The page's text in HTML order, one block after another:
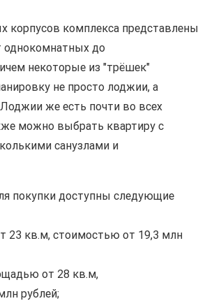
корпусов комплекса представлены
однокомнатных до
некоторые из "трёшек"
не просто лоджии, а
же есть почти во всех
можно выбрать квартиру с
санузлами и
покупки доступны следующие
23 кв.м, стоимостью от 19,3 млн
от 28 кв.м,
рублей;